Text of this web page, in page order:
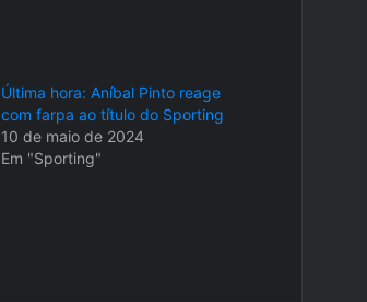
Última hora: Aníbal Pinto reage
com farpa ao título do Sporting
10 de maio de 2024
Em "Sporting"